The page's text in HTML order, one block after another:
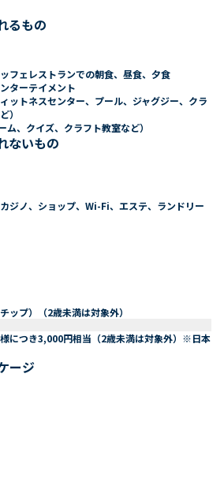
るもの
フェレストランでの朝食、昼食、夕食
ターテイメント
ットネスセンター、プール、ジャグジー、クラ
）
ム、クイズ、クラフト教室など）
ないもの
ジノ、ショップ、Wi-Fi、エステ、ランドリー
ップ）（2歳未満は対象外）
につき3,000円相当（2歳未満は対象外）※日本
ージ